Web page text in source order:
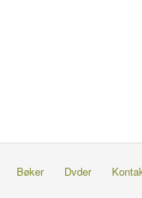
Bøker Dvder